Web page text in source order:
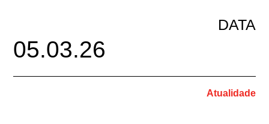
DATA
05.03.26
Atualidade